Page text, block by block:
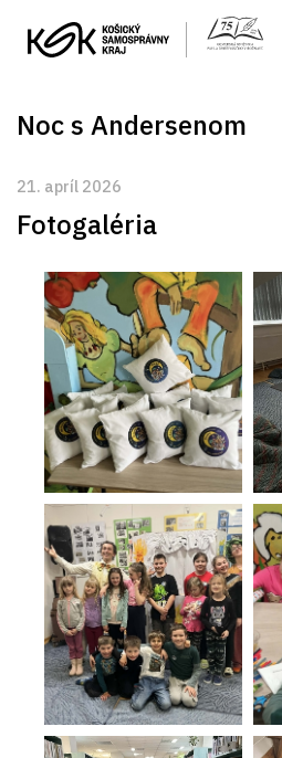
Noc s Andersenom
21. apríl 2026
Fotogaléria